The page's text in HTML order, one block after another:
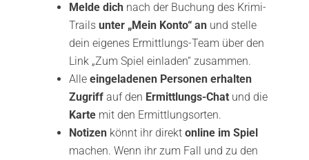
Melde dich nach der Buchung des Krimi-
Trails unter „Mein Konto“ an und stelle
dein eigenes Ermittlungs-Team über den
Link „Zum Spiel einladen“ zusammen.
Alle eingeladenen Personen erhalten
Zugriff auf den Ermittlungs-Chat und die
Karte mit den Ermittlungsorten.
Notizen könnt ihr direkt online im Spiel
machen. Wenn ihr zum Fall und zu den